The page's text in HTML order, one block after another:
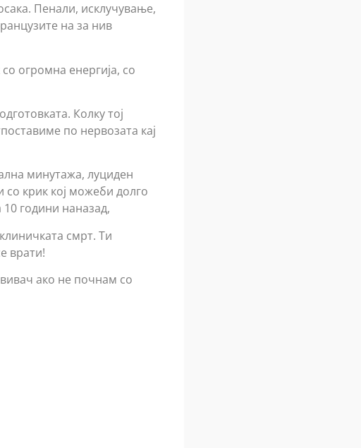
Пенали, исклучување,
на за нив
огромна енергија, со
Колку тој
по нервозата кај
минутажа, луциден
крик кој можеби долго
години наназад,
смрт. Ти
врати!
ако не почнам со